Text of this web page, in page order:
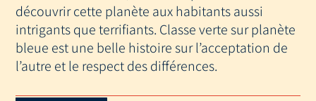
découvrir cette planète aux habitants aussi
intrigants que terrifiants. Classe verte sur planète
bleue est une belle histoire sur l’acceptation de
l’autre et le respect des différences.